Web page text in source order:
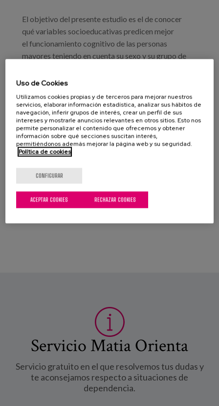
Canal de denuncias
El objetivo del presente estudio es el de conocer
qué variables socioeducativas predicen mejor
el funcionamiento cognitivo de las personas
mayores teniendo en cuenta su sexo y su grupo de
Servicio Matia Orienta
Servicio gratuito en el que resolvemos tus dudas y
te aconsejamos respecto a situaciones de
dependencia.
Uso de Cookies
Utilizamos cookies propias y de terceros para mejorar nuestros
servicios, elaborar información estadística, analizar sus hábitos de
navegación, inferir grupos de interés, crear un perfil de sus
intereses y mostrarle anuncios relevantes en otros sitios. Esto nos
permite personalizar el contenido que ofrecemos y obtener
información sobre qué secciones suscitan interés,
permitiéndonos además mejorar la página web y su seguridad.
Política de cookies
CONFIGURAR
RECHAZAR COOKIES
ACEPTAR COOKIES